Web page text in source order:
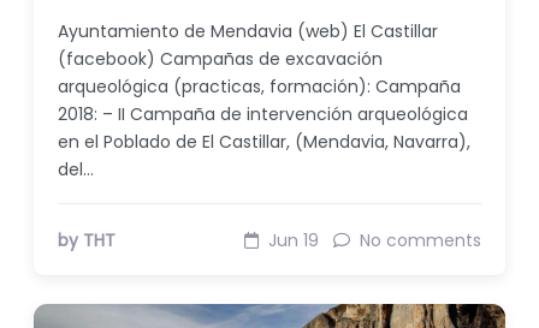
Ayuntamiento de Mendavia (web) El Castillar
(facebook) Campañas de excavación
arqueológica (practicas, formación): Campaña
2018: – II Campaña de intervención arqueológica
en el Poblado de El Castillar, (Mendavia, Navarra),
del…
by THT Jun 19 No comments